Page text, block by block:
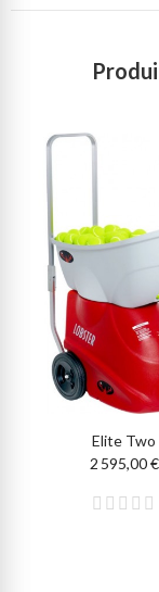
Elite Two
2 595,00 €